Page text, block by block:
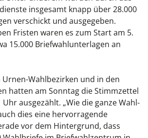
insgesamt knapp über 28.000
verschickt und ausgegeben.
Fristen waren es zum Start am 5.
15.000 Briefwahlunterlagen an
Urnen-Wahlbezirken und in den
hatten am Sonntag die Stimmzettel
ausgezählt. „Wie die ganze Wahl-
dies eine hervorragende
vor dem Hintergrund, dass